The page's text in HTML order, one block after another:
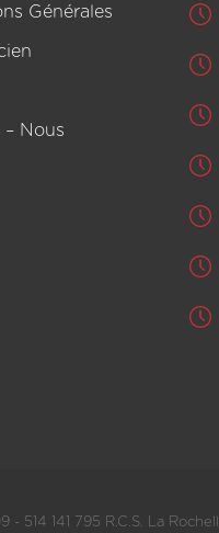
Générales
– Nous
141 795 R.C.S. La